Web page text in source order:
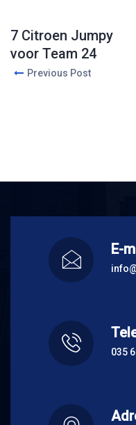
7 Citroen Jumpy
voor Team 24
Previous Post
E-
035